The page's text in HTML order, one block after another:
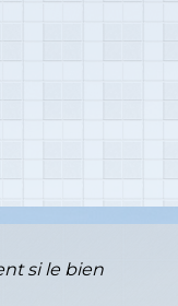
si le bien